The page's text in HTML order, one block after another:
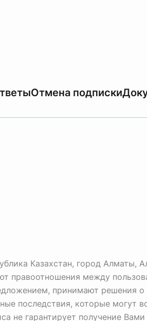
Отмена подписки
Казахстан, город Алматы,
правоотношения между
принимают решения
последствия, которые могут
не гарантирует получение